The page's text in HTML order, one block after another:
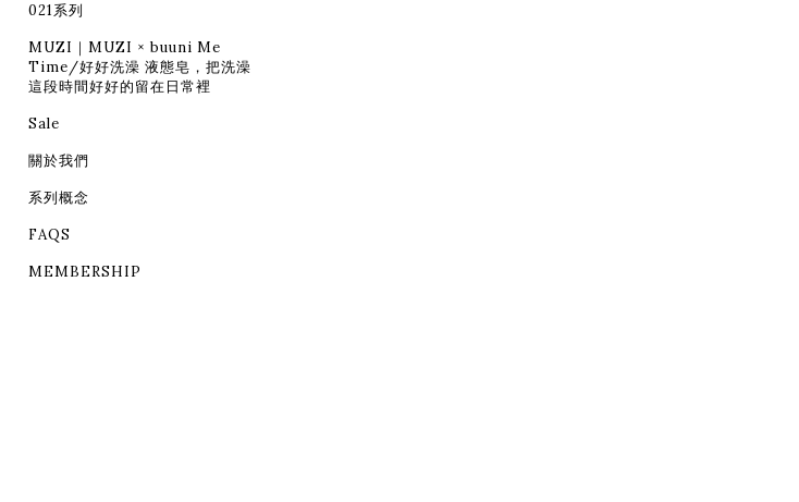
021系列
MUZI｜MUZI × buuni Me
Time/好好洗澡 液態皂，把洗澡
這段時間好好的留在日常裡
Sale
關於我們
系列概念
FAQS
MEMBERSHIP